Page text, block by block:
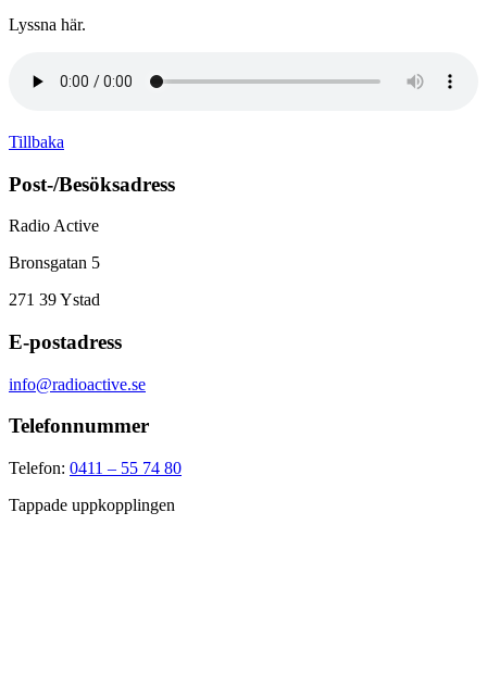
Lyssna här.
Tillbaka
Post-/Besöksadress
Radio Active
Bronsgatan 5
271 39Ystad
E-postadress
info@radioactive.se
Telefonnummer
Telefon: 0411 – 55 74 80
Tappade uppkopplingen